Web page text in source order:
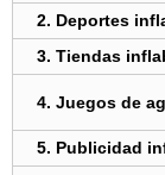
2. Deportes
3. Tiendas
4. Juegos de
5. Publicidad